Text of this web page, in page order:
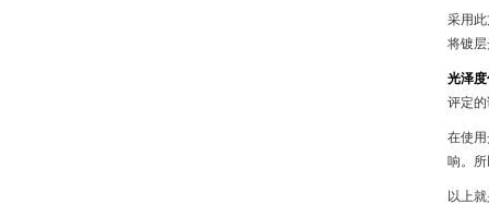
采用
将镀
光泽
评定
在使
响。
以上